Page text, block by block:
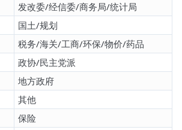
发改委/经信委/商务局/统计局
国土/规划
税务/海关/工商/环保/物价/药品
政协/民主党派
地方政府
其他
保险